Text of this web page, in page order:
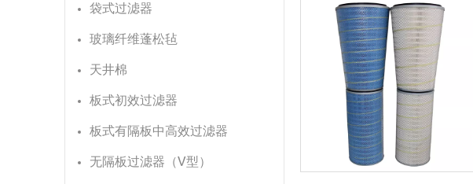
袋式过滤器
玻璃纤维蓬松毡
天井棉
板式初效过滤器
板式有隔板中高效过滤器
无隔板过滤器（V型）